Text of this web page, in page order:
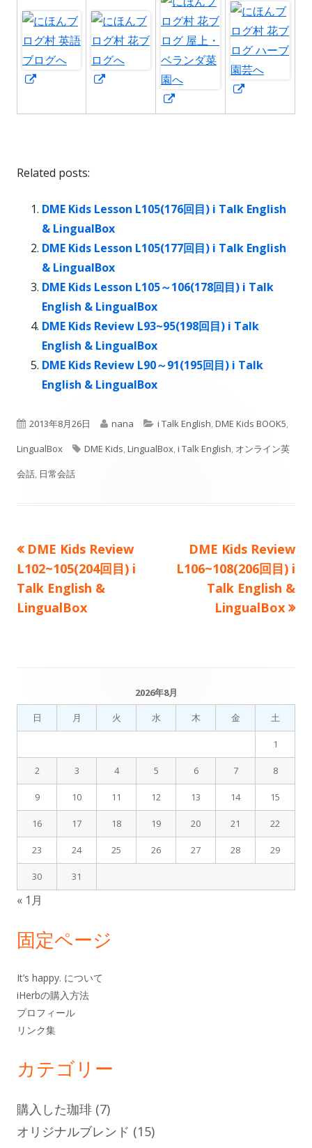
い
ン
ウ
で
開
き
ま
す
い
ウ
で
開
き
ま
す
し
ド
で
き
す
ド
で
き
す
Related posts:
DME Kids Lesson L105(176回目) i Talk English
& LingualBox
DME Kids Lesson L105(177回目) i Talk English
& LingualBox
DME Kids Lesson L105～106(178回目) i Talk
English & LingualBox
DME Kids Review L93~95(198回目) i Talk
English & LingualBox
DME Kids Review L90～91(195回目) i Talk
English & LingualBox
公
開
日
2013年8月26日
作
成
nana
カ
テ
i Talk English,DME Kids BOOK5,
LingualBox
タ
DME Kids,LingualBox,i Talk English, オンライン英
会話, 日常会話
投
稿
ナ
ー
シ
ョ
前
の
記
事:
DME Kids Review
L102~105(204回目) i
Talk English &
LingualBox
次
の
DME Kids Review
L106~108(206回目) i
Talk English &
LingualBox
メ
イ
ン
サ
イ
ド
バ
ー
2026年8月
日
月 火 水 木 金 土
1
2 3 4 5 6 7 8
9 10 11 12 13 14 15
16 17 18 19 20 21 22
23 24 25 26 27 28 29
30 31
« 1月
固定ページ
It’s happy. について
iHerbの購入方法
プロフィール
リンク集
カテゴリー
購入した珈琲 (7)
オリジナルブレンド (15)